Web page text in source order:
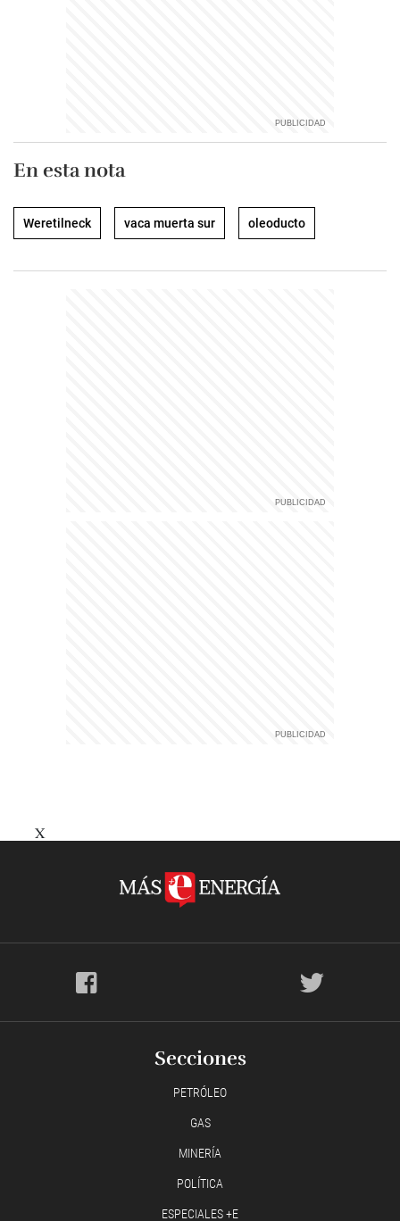
En esta nota
Weretilneck vaca muerta sur oleoducto
X
Secciones
PETRÓLEO
GAS
MINERÍA
POLÍTICA
ESPECIALES +E